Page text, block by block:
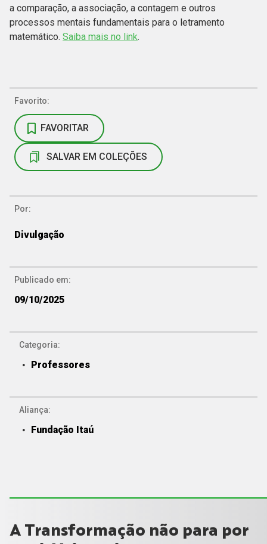
a comparação, a associação, a contagem e outros
processos mentais fundamentais para o letramento
matemático. Saiba mais no link.
Favorito:
FAVORITAR
SALVAR EM COLEÇÕES
Por:
Divulgação
Publicado em:
09/10/2025
Categoria:
Professores
Aliança:
Fundação Itaú
A Transformação não para por